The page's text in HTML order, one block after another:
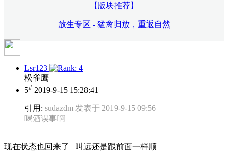
【版块推荐】
放生专区 - 猛禽归放，重返自然
Lsr123
松雀鹰
5# 2019-9-15 15:28:41
引用: sudazdm 发表于 2019-9-15 09:56
喝酒误事啊
现在状态也回来了 叫远还是跟前面一样顺